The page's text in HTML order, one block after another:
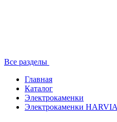
Все разделы
Главная
Каталог
Электрокаменки
Электрокаменки HARVIA